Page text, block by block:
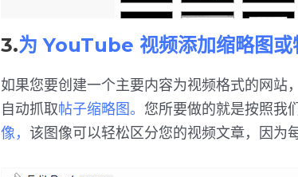
3.为 YouTube 视频添加缩略图或
如果您要创建一个主要内容为视频格式的网站
自动抓取帖子缩略图。您所要做的就是按照我
像，该图像可以轻松区分您的视频文章，因为